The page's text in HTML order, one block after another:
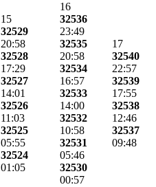
15
32529
20:58
32528
17:29
32527
14:01
32526
11:03
32525
05:55
32524
01:05
16
32536
23:49
32535
20:58
32534
16:57
32533
14:00
32532
10:58
32531
05:46
32530
00:57
17
32540
22:57
32539
17:55
32538
12:46
32537
09:48